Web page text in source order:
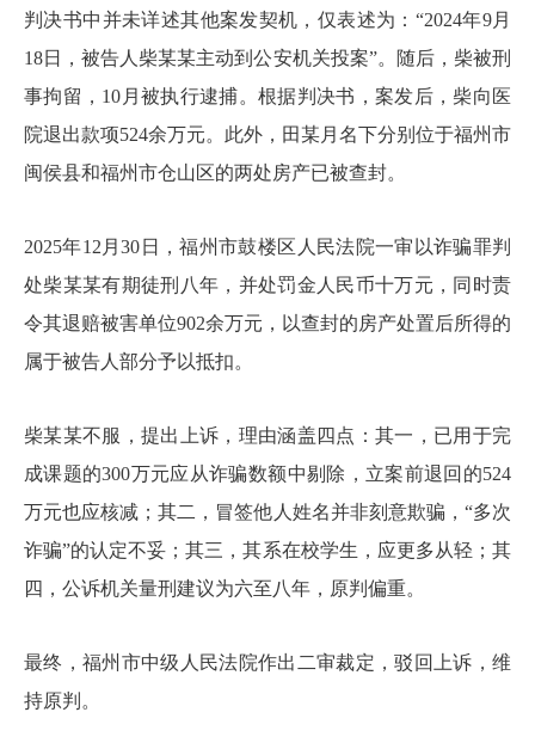
判决书中并未详述其他案发契机，仅表述为：“2024年9月
18日，被告人柴某某主动到公安机关投案”。随后，柴被刑
事拘留，10月被执行逮捕。根据判决书，案发后，柴向医
院退出款项524余万元。此外，田某月名下分别位于福州市
闽侯县和福州市仓山区的两处房产已被查封。
2025年12月30日，福州市鼓楼区人民法院一审以诈骗罪判
处柴某某有期徒刑八年，并处罚金人民币十万元，同时责
令其退赔被害单位902余万元，以查封的房产处置后所得的
属于被告人部分予以抵扣。
柴某某不服，提出上诉，理由涵盖四点：其一，已用于完
成课题的300万元应从诈骗数额中剔除，立案前退回的524
万元也应核减；其二，冒签他人姓名并非刻意欺骗，“多次
诈骗”的认定不妥；其三，其系在校学生，应更多从轻；其
四，公诉机关量刑建议为六至八年，原判偏重。
最终，福州市中级人民法院作出二审裁定，驳回上诉，维
持原判。